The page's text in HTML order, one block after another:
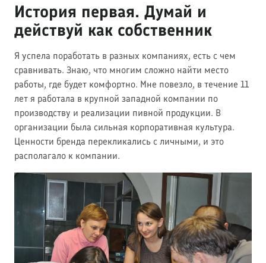
История первая. Думай и
действуй как собственник
Я успела поработать в разных компаниях, есть с чем
сравнивать. Знаю, что многим сложно найти место
работы, где будет комфортно. Мне повезло, в течение 11
лет я работала в крупной западной компании по
производству и реализации пивной продукции. В
организации была сильная корпоративная культура.
Ценности бренда перекликались с личными, и это
располагало к компании.